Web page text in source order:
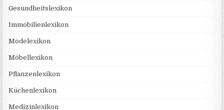
Gesundheitslexikon
Immobilienlexikon
Modelexikon
Möbellexikon
Pflanzenlexikon
Küchenlexikon
Medizinlexikon